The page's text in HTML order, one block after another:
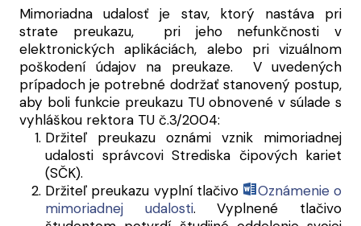
Mimoriadna udalosť je stav, ktorý nastáva pri
strate preukazu, pri jeho nefunkčnosti v
elektronických aplikáciách, alebo pri vizuálnom
poškodení údajov na preukaze. V uvedených
prípadoch je potrebné dodržať stanovený postup,
aby boli funkcie preukazu TU obnovené v súlade s
vyhláškou rektora TU č.3/2004:
Držiteľ preukazu oznámi vznik mimoriadnej
udalosti správcovi Strediska čipových kariet
(SČK).
Držiteľ preukazu vyplní tlačivo
Oznámenie o
mimoriadnej udalosti. Vyplnené tlačivo